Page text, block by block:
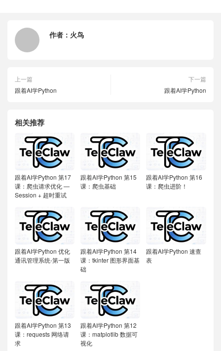
作者： 火鸟
上一篇
跟着AI学Python
下一篇
跟着AI学Python
相关推荐
跟着AI学Python 第17
课：爬虫请求优化 —
Session + 超时重试
跟着AI学Python第15
课：爬虫基础
跟着AI学Python第16
课：爬虫进阶！
跟着AI学Python 优化
通讯管理系统-第一版
跟着AI学Python第14
课：tkinter 图形界面基
础
跟着AI学Python速查
表
跟着AI学Python 第13
课：requests 网络请
求
跟着AI学Python第12
课：matplotlib 数据可
视化